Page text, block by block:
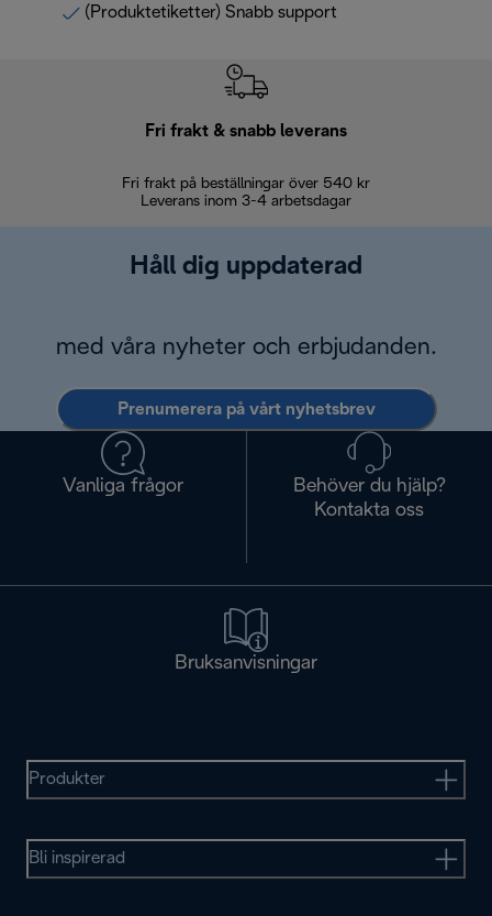
(Produktetiketter) Snabb support
Fri frakt & snabb leverans
Fri frakt på beställningar över 540 kr
Leverans inom 3-4 arbetsdagar
Håll dig uppdaterad
med våra nyheter och erbjudanden.
Prenumerera på vårt nyhetsbrev
Vanliga frågor
Behöver du hjälp?
Kontakta oss
Bruksanvisningar
Produkter
Bli inspirerad